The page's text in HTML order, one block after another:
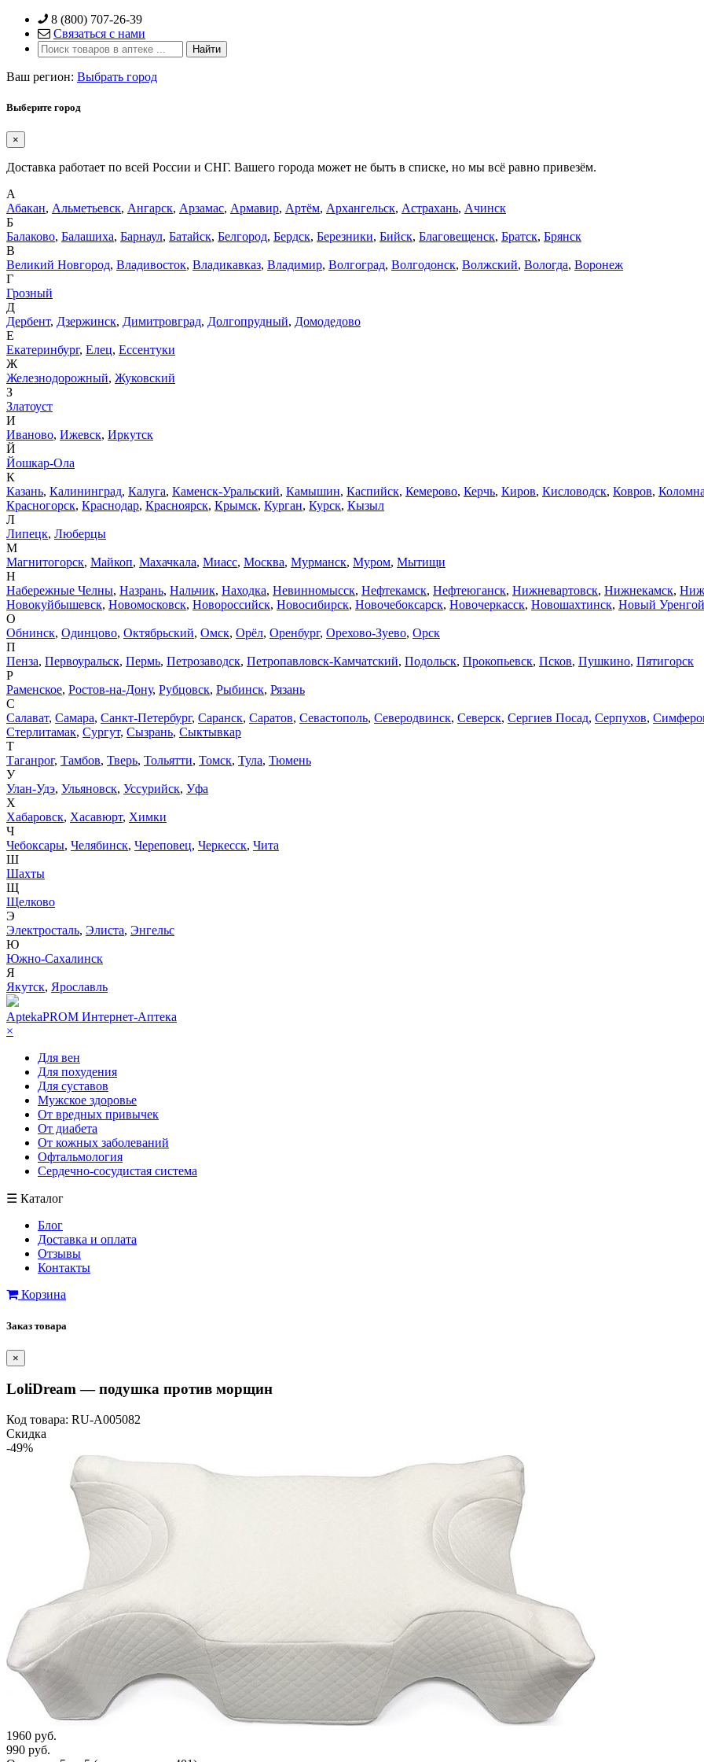
Skip
content
8 (800) 707-26-39
Связаться с нами
Ваш регион: Выбрать город
Выберите город
×
Доставка работает по всей России и СНГ. Вашего города может не быть в списке, но мы всё равно привезём.
А
Абакан, Альметьевск, Ангарск, Арзамас, Армавир, Артём, Архангельск, Астрахань, Ачинск
Б
Балаково, Балашиха, Барнаул, Батайск, Белгород, Бердск, Березники, Бийск, Благовещенск, Братск, Брянск
В
Великий Новгород, Владивосток, Владикавказ, Владимир, Волгоград, Волгодонск, Волжский, Вологда, Воронеж
Г
Грозный
Д
Дербент, Дзержинск, Димитровград, Долгопрудный, Домодедово
Е
Екатеринбург, Елец, Ессентуки
Ж
Железнодорожный, Жуковский
З
Златоуст
И
Иваново, Ижевск, Иркутск
Й
Йошкар-Ола
К
Казань, Калининград, Калуга, Каменск-Уральский, Камышин, Каспийск, Кемерово, Керчь, Киров, Кисловодск, Ковров, Коломна
Красногорск, Краснодар, Красноярск, Крымск, Курган, Курск, Кызыл
Л
Липецк, Люберцы
М
Магнитогорск, Майкоп, Махачкала, Миасс, Москва, Мурманск, Муром, Мытищи
Н
Набережные Челны, Назрань, Нальчик, Находка, Невинномысск, Нефтекамск, Нефтеюганск, Нижневартовск, Нижнекамск,
Новокуйбышевск, Новомосковск, Новороссийск, Новосибирск, Новочебоксарск, Новочеркасск, Новошахтинск, Новый Уренгой
О
Обнинск, Одинцово, Октябрьский, Омск, Орёл, Оренбург, Орехово-Зуево, Орск
П
Пенза, Первоуральск, Пермь, Петрозаводск, Петропавловск-Камчатский, Подольск, Прокопьевск, Псков, Пушкино, Пятигорск
Р
Раменское, Ростов-на-Дону, Рубцовск, Рыбинск, Рязань
С
Салават, Самара, Санкт-Петербург, Саранск, Саратов, Севастополь, Северодвинск, Северск, Сергиев Посад, Серпухов,
Стерлитамак, Сургут, Сызрань, Сыктывкар
Т
Таганрог, Тамбов, Тверь, Тольятти, Томск, Тула, Тюмень
У
Улан-Удэ, Ульяновск, Уссурийск, Уфа
Х
Хабаровск, Хасавюрт, Химки
Ч
Чебоксары, Челябинск, Череповец, Черкесск, Чита
Ш
Шахты
Щ
Щелково
Э
Электросталь, Элиста, Энгельс
Ю
Южно-Сахалинск
Я
Якутск, Ярославль
AptekaPROM Интернет-Аптека
×
Для вен
Для похудения
Для суставов
Мужское здоровье
От вредных привычек
От диабета
От кожных заболеваний
Офтальмология
Сердечно-сосудистая система
☰ Каталог
Блог
Доставка и оплата
Отзывы
Контакты
Корзина
Заказ товара
×
LoliDream — подушка против морщин
Код товара: RU-A005082
Скидка
-49%
1960 руб.
990 руб.